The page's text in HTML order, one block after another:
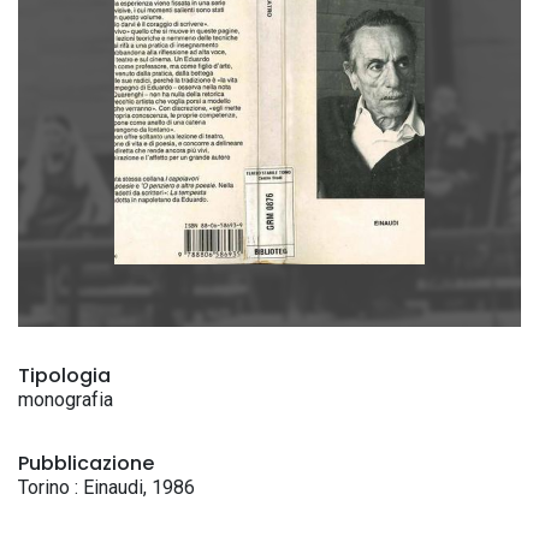
Tipologia
monografia
Pubblicazione
Torino : Einaudi, 1986